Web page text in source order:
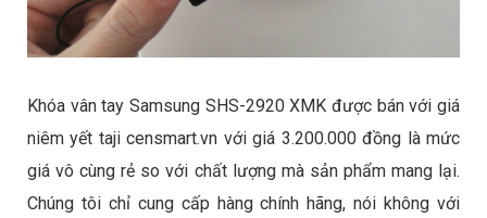
Khóa vân tay Samsung SHS-2920 XMK được bán với giá
niêm yết taji censmart.vn với giá 3.200.000 đồng là mức
giá vô cùng rẻ so với chất lượng mà sản phẩm mang lại.
Chúng tôi chỉ cung cấp hàng chính hãng, nói không với